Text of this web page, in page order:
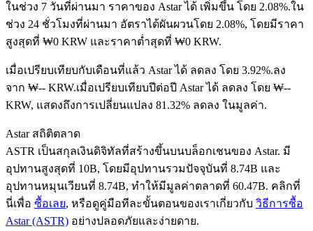
ฟิวเจอร์ส USDC
ฟิวเจอร์สที่ใช้ USDC เป็นหลักประกัน
คัดลอกการซื้อขาย
ในช่วง 7 วันที่ผ่านมา ราคาของ Astar ได้ เพิ่มขึ้น โดย 2.08%.ใน
ช่วง 24 ชั่วโมงที่ผ่านมา อัตราได้ผันผวนโดย 2.08%, โดยมีราคา
สูงสุดที่ ₩0 KRW และราคาต่ำสุดที่ ₩0 KRW.
เมื่อเปรียบเทียบกับเดือนที่แล้ว Astar ได้ ลดลง โดย 3.92%.ลง
จาก ₩-- KRW.เมื่อเปรียบเทียบปีต่อปี Astar ได้ ลดลง โดย ₩--
KRW, แสดงถึงการเปลี่ยนแปลง 81.32% ลดลง ในมูลค่า.
Astar สถิติตลาด
ASTR เป็นสกุลเงินดิจิทัลที่สร้างขึ้นบนบล็อกเชนของ Astar. มี
อุปทานสูงสุดที่ 10B, โดยมีอุปทานรวมปัจจุบันที่ 8.74B และ
อุปทานหมุนเวียนที่ 8.74B, ทำให้มีมูลค่าตลาดที่ 60.47B. คลิกที่
นี่เพื่อ ซื้อเลย, หรือดูคู่มือทีละขั้นตอนของเราเกี่ยวกับ วิธีการซื้อ
Astar (ASTR) อย่างปลอดภัยและง่ายดาย.